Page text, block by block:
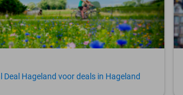
Deal Hageland voor deals in Hageland